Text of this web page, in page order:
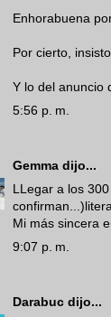
Enhorabuena
Por cierto,
Y lo del anuncio
5:56 p. m.
Gemma dijo...
LLegar a los
Mi más sincera
9:07 p. m.
Darabuc dijo...